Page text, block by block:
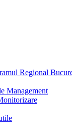
Regional
Management